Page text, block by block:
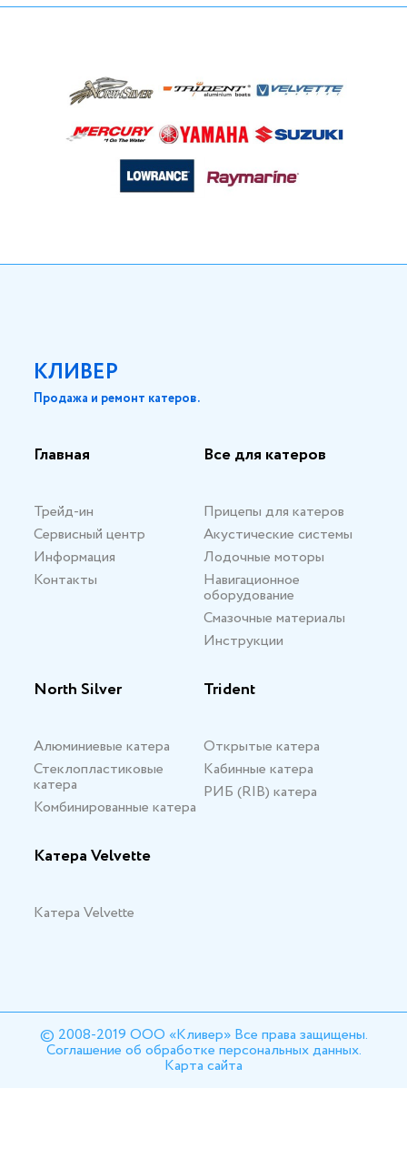
КЛИВЕР
Продажа и ремонт катеров.
Главная
Трейд-ин
Сервисный центр
Информация
Контакты
Все для катеров
Прицепы для катеров
Акустические системы
Лодочные моторы
Навигационное
оборудование
Смазочные материалы
Инструкции
North Silver
Алюминиевые катера
Стеклопластиковые
катера
Комбинированные катера
Trident
Открытые катера
Кабинные катера
РИБ (RIB) катера
Катера Velvette
Катера Velvette
© 2008-2019 ООО «Кливер» Все права защищены.
Соглашение об обработке персональных данных.
Карта сайта